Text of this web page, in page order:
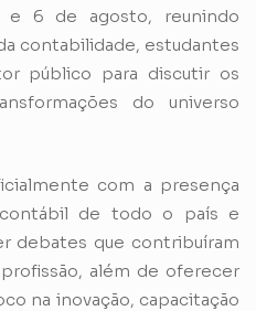
e 6 de agosto, reunindo
contabilidade, estudantes
público para discutir os
do universo
com a presença
de todo o país e
debates que contribuíram
além de oferecer
na inovação, capacitação